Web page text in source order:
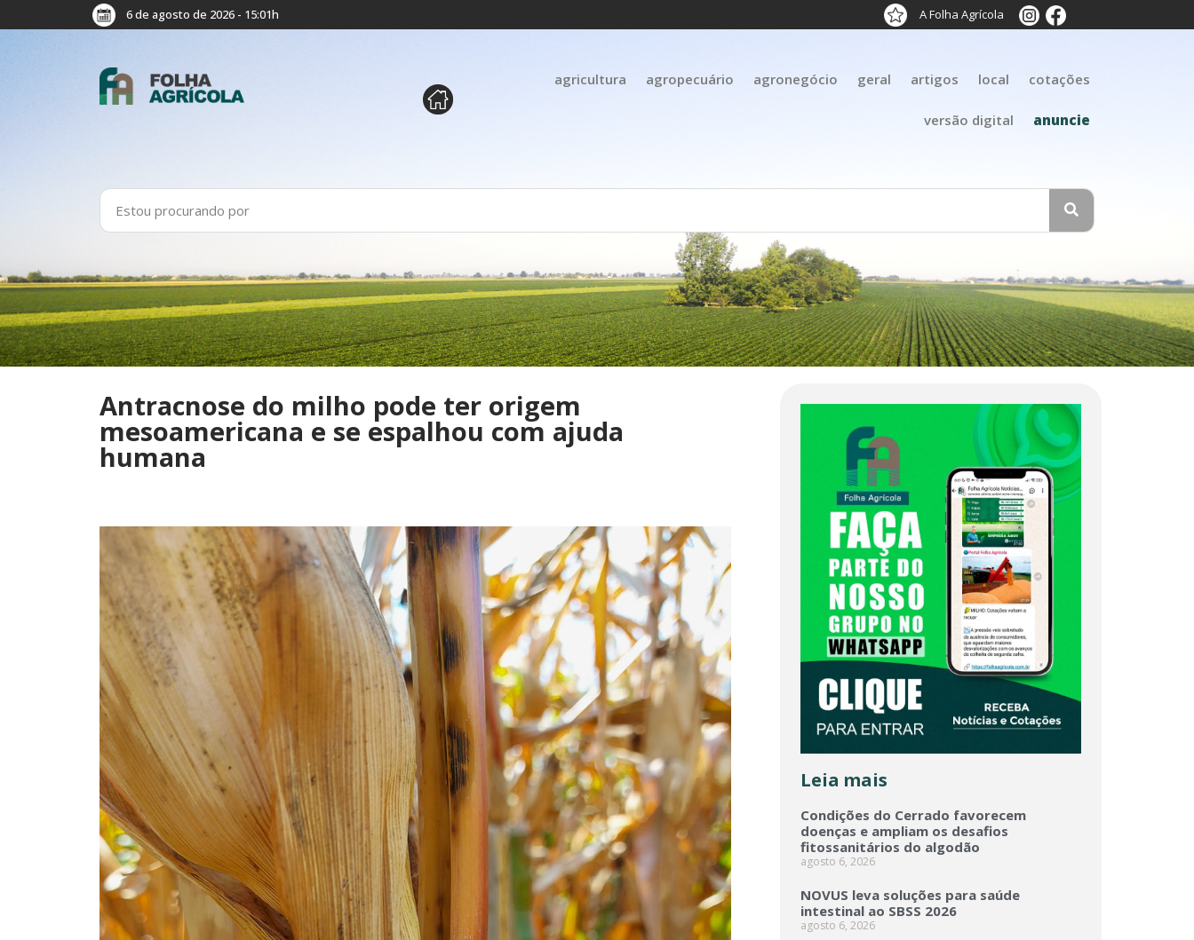
6 de agosto de 2026 - 15:01h A Folha Agrícola
agricultura agropecuário agronegócio geral artigos local cotações
versão digital anuncie
Antracnose do milho pode ter origem
mesoamericana e se espalhou com ajuda
humana
Leia mais
Condições do Cerrado favorecem
doenças e ampliam os desafios
fitossanitários do algodão
agosto 6, 2026
NOVUS leva soluções para saúde
intestinal ao SBSS 2026
agosto 6, 2026